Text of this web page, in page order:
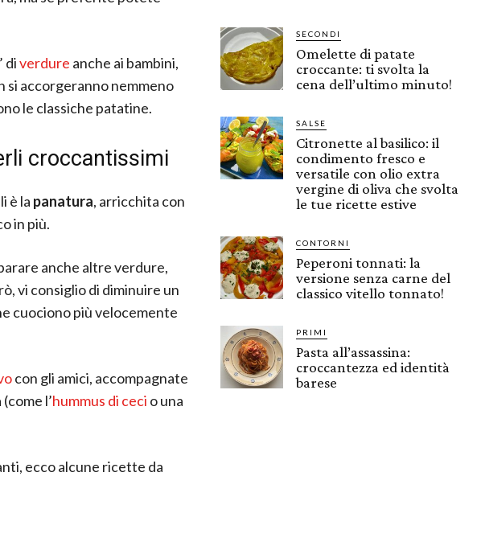
diverdure anche ai bambini,
si accorgeranno nemmeno
le classiche patatine.
croccantissimi
è la panatura, arricchita con
in più.
anche altre verdure,
vi consiglio di diminuire un
cuociono più velocemente
con gli amici, accompagnate
l’hummus di ceci o una
ecco alcune ricette da
SECONDI
Omelette di patate
croccante: ti svolta la
cena dell’ultimo minuto!
SALSE
Citronette al basilico: il
condimento fresco e
versatile con olio extra
vergine di oliva che svolta
le tue ricette estive
CONTORNI
Peperoni tonnati: la
versione senza carne del
classico vitello tonnato!
PRIMI
Pasta all’assassina:
croccantezza ed identità
barese